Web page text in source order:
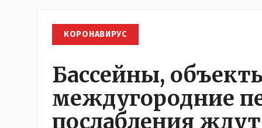
КОРОНАВИРУС
Бассейны,
междугородние
послабления